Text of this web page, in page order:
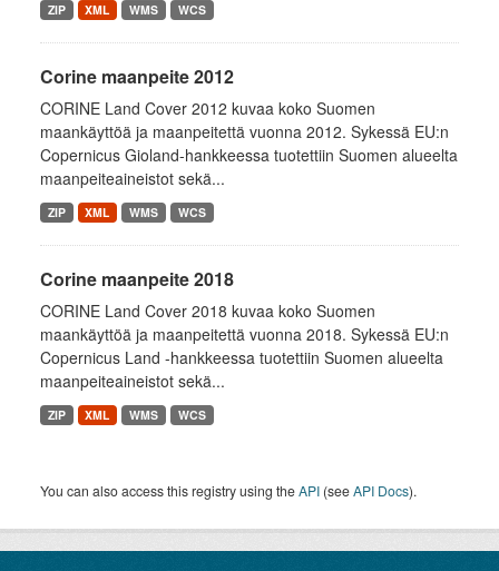
ZIP XML WMS WCS
Corine maanpeite 2012
CORINE Land Cover 2012 kuvaa koko Suomen
maankäyttöä ja maanpeitettä vuonna 2012. Sykessä EU:n
Copernicus Gioland-hankkeessa tuotettiin Suomen alueelta
maanpeiteaineistot sekä...
ZIP XML WMS WCS
Corine maanpeite 2018
CORINE Land Cover 2018 kuvaa koko Suomen
maankäyttöä ja maanpeitettä vuonna 2018. Sykessä EU:n
Copernicus Land -hankkeessa tuotettiin Suomen alueelta
maanpeiteaineistot sekä...
ZIP XML WMS WCS
You can also access this registry using theAPI (seeAPI Docs).